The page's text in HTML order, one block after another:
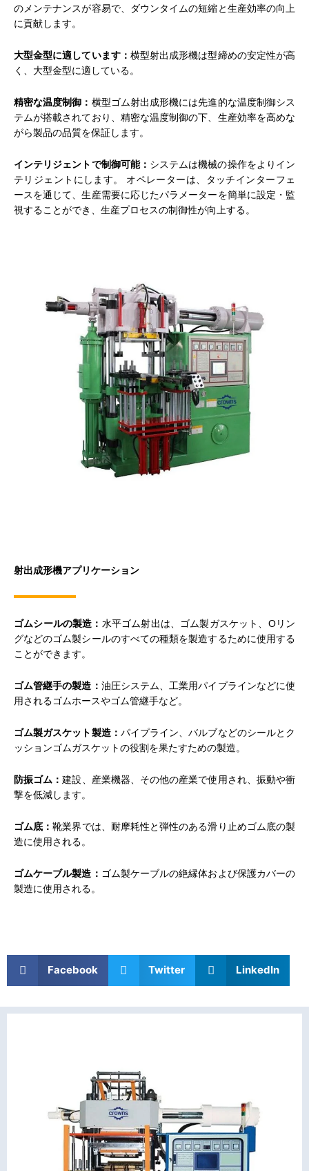
のメンテナンスが容易で、ダウンタイムの短縮と生産効率の向上
に貢献します。
大型金型に適しています： 横型射出成形機は型締めの安定性が高
く、大型金型に適している。
精密な温度制御： 横型ゴム射出成形機には先進的な温度制御シス
テムが搭載されており、精密な温度制御の下、生産効率を高めな
がら製品の品質を保証します。
インテリジェントで制御可能： システムは機械の操作をよりイン
テリジェントにします。 オペレーターは、タッチインターフェ
ースを通じて、生産需要に応じたパラメーターを簡単に設定・監
視することができ、生産プロセスの制御性が向上する。
射出成形機アプリケーション
ゴムシールの製造： 水平ゴム射出は、ゴム製ガスケット、Oリン
グなどのゴム製シールのすべての種類を製造するために使用する
ことができます。
ゴム管継手の製造： 油圧システム、工業用パイプラインなどに使
用されるゴムホースやゴム管継手など。
ゴム製ガスケット製造： パイプライン、バルブなどのシールとク
ッションゴムガスケットの役割を果たすための製造。
防振ゴム：建設、産業機器、その他の産業で使用され、振動や衝
撃を低減します。
ゴム底：靴業界では、耐摩耗性と弾性のある滑り止めゴム底の製
造に使用される。
ゴムケーブル製造： ゴム製ケーブルの絶縁体および保護カバーの
製造に使用される。
Facebook Twitter LinkedIn